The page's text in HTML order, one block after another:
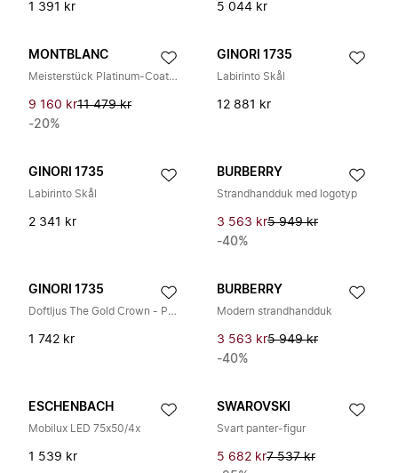
1 391 kr 5 044 kr
MONTBLANC
Meisterstück Platinum-Coated Classique Rollerball Set
9 160 kr11 479 kr
-20%
GINORI 1735
Labirinto Skål
12 881 kr
GINORI 1735
Labirinto Skål
2 341 kr
BURBERRY
Strandhandduk med logotyp
3 563 kr5 949 kr
-40%
GINORI 1735
Doftljus The Gold Crown - Påfyllning
1 742 kr
BURBERRY
Modern strandhandduk
3 563 kr5 949 kr
-40%
ESCHENBACH
Mobilux LED 75x50/4x
1 539 kr
SWAROVSKI
Svart panter-figur
5 682 kr7 537 kr